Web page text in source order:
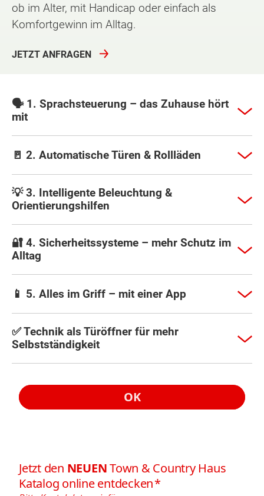
ob im Alter, mit Handicap oder einfach als
Komfortgewinn im Alltag.
JETZT ANFRAGEN
🗣️ 1. Sprachsteuerung – das Zuhause hört
mit
🚪 2. Automatische Türen & Rollläden
💡 3. Intelligente Beleuchtung &
Orientierungshilfen
🔐 4. Sicherheitssysteme – mehr Schutz im
Alltag
📱 5. Alles im Griff – mit einer App
✅ Technik als Türöffner für mehr
Selbstständigkeit